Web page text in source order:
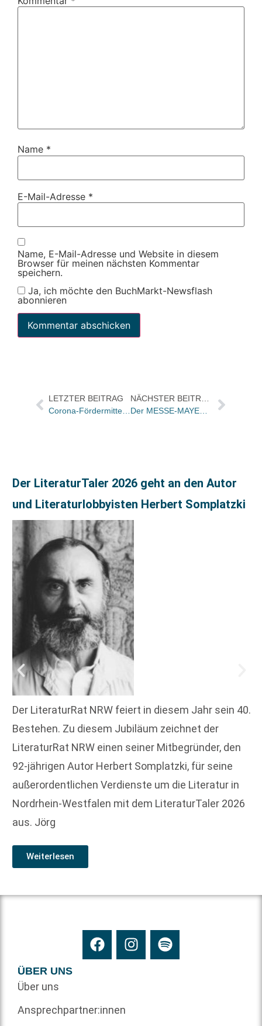
Name *
E-Mail-Adresse *
Name, E-Mail-Adresse und Website in diesem
Browser für meinen nächsten Kommentar
speichern.
Ja, ich möchte den BuchMarkt-Newsflash
abonnieren
LETZTER BEITRAG
Corona-Fördermittel für rechtsextreme Buchprojekte?
NÄCHSTER BEITRAG
Der MESSE-MAYER Leipzig 2023 1 von 5
Der LiteraturTaler 2026 geht an den Autor
und Literaturlobbyisten Herbert Somplatzki
Der LiteraturRat NRW feiert in diesem Jahr sein 40.
Bestehen. Zu diesem Jubiläum zeichnet der
LiteraturRat NRW einen seiner Mitbegründer, den
92-jährigen Autor Herbert Somplatzki, für seine
außerordentlichen Verdienste um die Literatur in
Nordrhein-Westfalen mit dem LiteraturTaler 2026
aus. Jörg
Weiterlesen
ÜBER UNS
Über uns
Ansprechpartner:innen